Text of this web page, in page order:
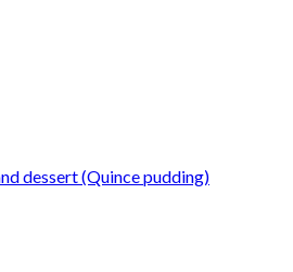
dessert (Quince pudding)